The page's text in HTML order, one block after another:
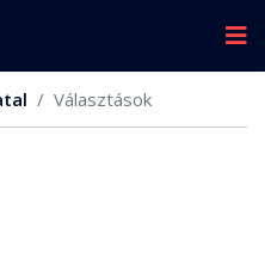
Választások